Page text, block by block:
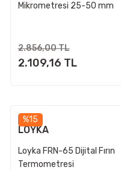
Mikrometresi 25-50 mm
2.856,00 TL
2.109,16 TL
%15
LOYKA
Loyka FRN-65 Dijital Fırın
Termometresi